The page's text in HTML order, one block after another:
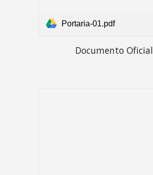
Portaria-01.pdf
Documento Oficial